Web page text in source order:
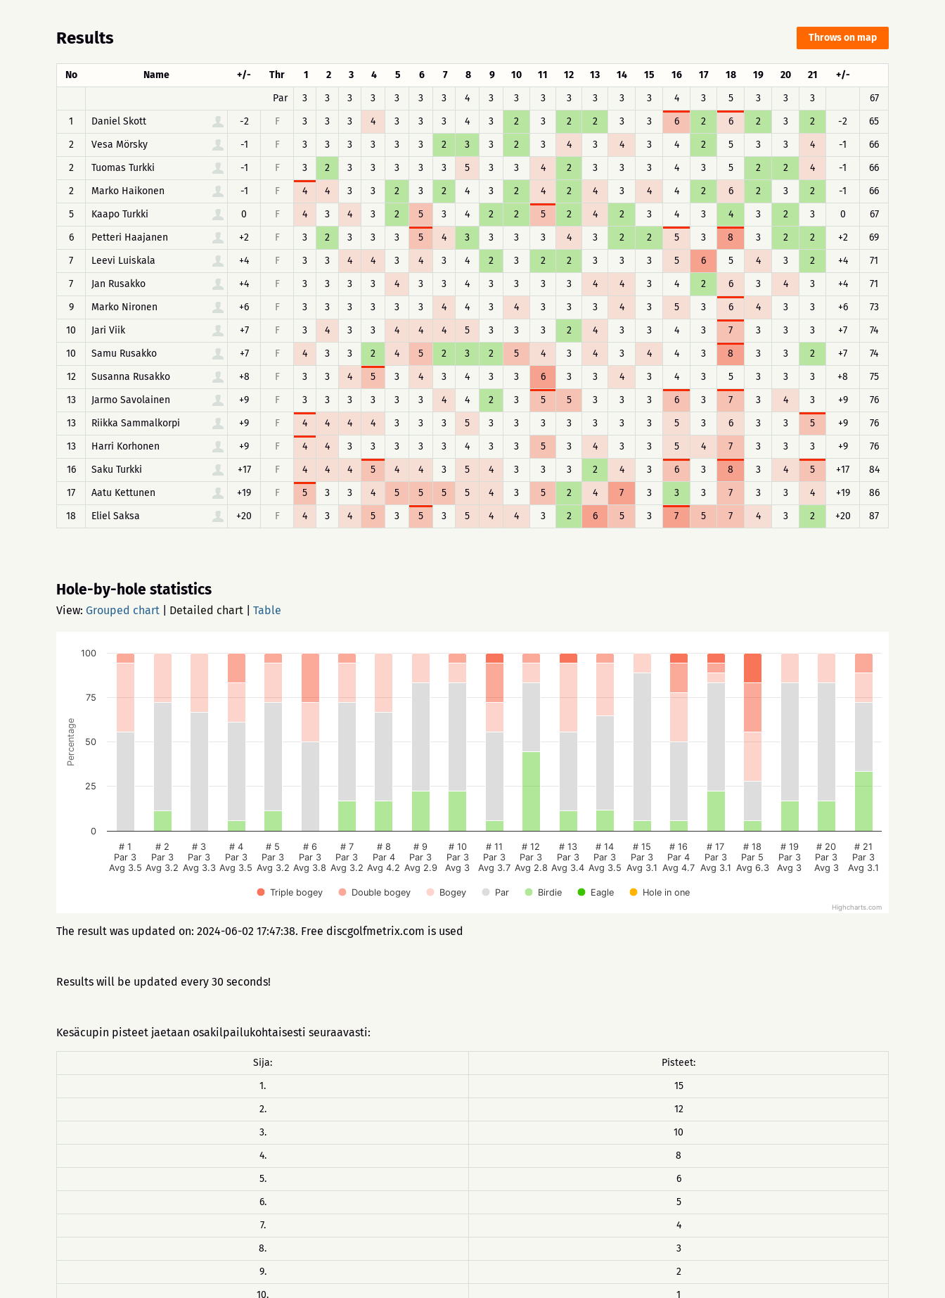
Results Throws on map
No Name +/- Thr 1 2 3 4 5 6 7 8 9 10 11 12 13 14 15 16 17 18 19 20 21
+/-
Par
3 3 3 3 3 3 3 4 3 3 3 3 3 3 3 4 3 5 3 3 3
67
1
Daniel Skott -2 F 3 3 3 4 3 3 3 4 3 2 3 2 2 3 3 6 2 6 2 3 2 -2
65
2
Vesa Mörsky -1 F 3 3 3 3 3 3 2 3 3 2 3 4 3 4 3 4 2 5 3 3 4 -1
66
2
Tuomas Turkki -1 F 3 2 3 3 3 3 3 5 3 3 4 2 3 3 3 4 3 5 2 2 4 -1
66
2
Marko Haikonen -1 F 4 4 3 3 2 3 2 4 3 2 4 2 4 3 4 4 2 6 2 3 2 -1
66
5
Kaapo Turkki 0 F 4 3 4 3 2 5 3 4 2 2 5 2 4 2 3 4 3 4 3 2 3 0
67
6
Petteri Haajanen +2 F 3 2 3 3 3 5 4 3 3 3 3 4 3 2 2 5 3 8 3 2 2 +2
69
7
Leevi Luiskala +4 F 3 3 4 4 3 4 3 4 2 3 2 2 3 3 3 5 6 5 4 3 2 +4
71
7
Jan Rusakko +4 F 3 3 3 3 4 3 3 4 3 3 3 3 4 4 3 4 2 6 3 4 3 +4
71
9
Marko Nironen +6 F 3 3 3 3 3 3 4 4 3 4 3 3 3 4 3 5 3 6 4 3 3 +6
73
10
Jari Viik +7 F 3 4 3 3 4 4 4 5 3 3 3 2 4 3 3 4 3 7 3 3 3 +7
74
10
Samu Rusakko +7 F 4 3 3 2 4 5 2 3 2 5 4 3 4 3 4 4 3 8 3 3 2 +7
74
12
Susanna Rusakko +8 F 3 3 4 5 3 4 3 4 3 3 6 3 3 4 3 4 3 5 3 3 3 +8
75
13
Jarmo Savolainen +9 F 3 3 3 3 3 3 4 4 2 3 5 5 3 3 3 6 3 7 3 4 3 +9
76
13
Riikka Sammalkorpi +9 F 4 4 4 4 3 3 3 5 3 3 3 3 3 3 3 5 3 6 3 3 5 +9
76
13
Harri Korhonen +9 F 4 4 3 3 3 3 3 4 3 3 5 3 4 3 3 5 4 7 3 3 3 +9
76
16
Saku Turkki +17 F 4 4 4 5 4 4 3 5 4 3 3 3 2 4 3 6 3 8 3 4 5 +17
84
17
Aatu Kettunen +19 F 5 3 3 4 5 5 5 5 4 3 5 2 4 7 3 3 3 7 3 3 4 +19
86
18
Eliel Saksa +20 F 4 3 4 5 3 5 3 5 4 4 3 2 6 5 3 7 5 7 4 3 2 +20 87
Hole-by-hole statistics
View: Grouped chart Detailed chart Table
Percentage
Triple bogey Double bogey Bogey Par Birdie Eagle Hole in one
# 1
Par 3
Avg 3.5
# 2
Par 3
Avg 3.2
# 3
Par 3
Avg 3.3
# 4
Par 3
Avg 3.5
# 5
Par 3
Avg 3.2
# 6
Par 3
Avg 3.8
# 7
Par 3
Avg 3.2
# 8
Par 4
Avg 4.2
# 9
Par 3
Avg 2.9
# 10
Par 3
Avg 3
# 11
Par 3
Avg 3.7
# 12
Par 3
Avg 2.8
# 13
Par 3
Avg 3.4
# 14
Par 3
Avg 3.5
# 15
Par 3
Avg 3.1
# 16
Par 4
Avg 4.7
# 17
Par 3
Avg 3.1
# 18
Par 5
Avg 6.3
# 19
Par 3
Avg 3
# 20
Par 3
Avg 3
# 21
Par 3
Avg 3.1
0
25
50
75
100
Highcharts.com
The result was updated on: 2024-06-02 17:47:38. Free discgolfmetrix.com is used
Results will be updated every 30 seconds!
Kesäcupin pisteet jaetaan osakilpailukohtaisesti seuraavasti:
Sija:
Pisteet:
1.
15
2.
12
3.
10
4.
8
5.
6
6.
5
7.
4
8.
3
9.
2
10.
1